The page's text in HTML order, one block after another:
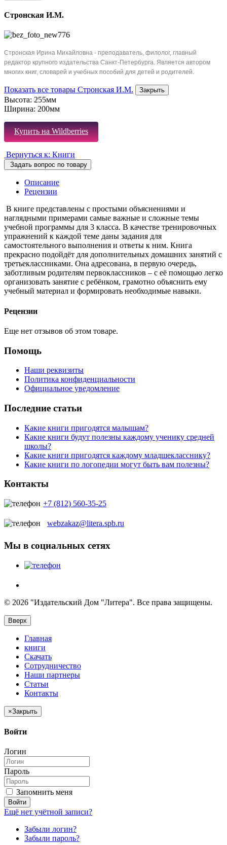
Стронская И.М.
Стронская Ирина Михайловна - преподаватель, филолог, главный
редактор крупного издательства Санкт-Петербурга. Является автором
многих книг, словарей и учебных пособий для детей и родителей.
Показать все товары Стронская И.М. Закрыть
Высота: 255мм
Ширина: 200мм
Купить на Wildberries
Вернуться к: Книги
Задать вопрос по товару
Описание
Рецензии
В книге представлены с простыми объяснениями и
наглядными примерами самые важные и сложные темы
учебной программы для 3 класса. В качестве тренировочных
упражнений к каждой теме даны задания для
самостоятельного выполнения и ответы к ним. Книга
прекрасно подойдёт для дополнительных домашних занятий с
третьеклассниками. Она адресована, в первую очередь,
заботливым родителям первоклассников – с её помощью легко
организовать занятие с ребёнком, грамотно объяснить ему
учебный материал и формировать необходимые навыки.
Рецензии
Еще нет отзывов об этом товаре.
Помощь
Наши реквизиты
Политика конфиденциальности
Официальное уведомление
Последние статьи
Какие книги пригодятся малышам?
Какие книги будут полезны каждому ученику средней
школы?
Какие книги пригодятся каждому младшекласснику?
Какие книги по логопедии могут быть вам полезны?
Контакты
+7 (812) 560-35-25
webzakaz@litera.spb.ru
Мы в социальных сетях
© 2026 "Издательский Дом "Литера". Все права защищены.
Вверх
Главная
книги
Скачать
Сотрудничество
Наши партнеры
Статьи
Контакты
×Закрыть
Войти
Логин
Пароль
Запомнить меня
Войти
Ещё нет учётной записи?
Забыли логин?
Забыли пароль?